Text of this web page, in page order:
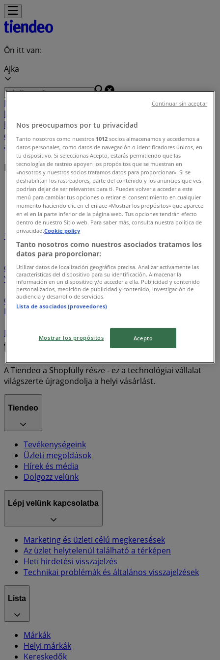
Ön itt van:
Ajka
Featured
Ruházat, cipők és
kiegészítők
barkácsolásGyógyszertárak és szépség
és szabadidőAutók, motorkerékpárok és
alkatrészekÉttermekBankok és szolgáltatások
Közeli üzletek
Tiendeo Ajka-en»
Üzletek listája itt: Ajka
1 345
Lidl
Aldi Kik Tesco
Coop
Spar Sinsay Penny Market
New Yorker
Yettel
One Zara BENU Gyógyszertárak
Husqvarna
Adidas
OTP Bank JYSK Rossmann
Euronics
Orsay
Erste Bank CCC
Alma Gyógyszertárak
Decathlon
K&H Bank Pandora
McDonald's
Media Markt
A Tiendeo a Shopfully része - ez a technológiai vállalat
világszerte újragondolja a helyi vásárlást.
Tiendeo
Tevékenységeink
Üzleti megoldások
Hírek és média
Dolgozz velünk
Lépj velünk kapcsolatba
Marketing és üzleti célú megkeresések
Az üzlet helytelenül található a térképen
Heti hirdetési visszajelzés
Technikai problémák és általános visszajelzések
Lista
Márkák
Helyi márkák
Kereskedők
Nos preocupamos por tu privacidad
Tanto nosotros como nuestros 1012 socios almacenamos y accedemos a
datos personales, como datos de navegación o identificadores únicos, en
tu dispositivo. Si seleccionas Acepto, estarás permitiendo que las
tecnologías de rastreo apoyen los propósitos que se muestran en
«nosotros y nuestros socios tratamos datos para proporcionar». Si se
deshabilitan los rastreadores, parte del contenido y los anuncios que ves
podrían dejar de ser relevantes para ti. Puedes volver a acceder a este
menú para cambiar tus opciones o retirar el consentimiento en cualquier
momento haciendo clic en el enlace «Mostrar los propósitos» que aparece
en el en la parte inferior de la página web. Tus opciones tendrán efecto
dentro de nuestro Sitio web. Para saber más, consulta nuestra política de
privacidad.Cookie policy
Tanto nosotros como nuestros asociados tratamos los
datos para proporcionar:
Utilizar datos de localización geográfica precisa. Analizar activamente las
características del dispositivo para su identificación. Almacenar la
información en un dispositivo y/o acceder a ella. Publicidad y contenido
personalizados, medición de publicidad y contenido, investigación de
audiencia y desarrollo de servicios.
Lista de asociados (proveedores)
Mostrar los propósitos Acepto
Continuar sin aceptar